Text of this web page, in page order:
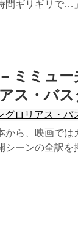
間ギリギリで…
ミミュ
ス・バス
グロリアス・バ
から、映画では
ーンの全訳を